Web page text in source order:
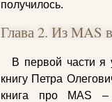
получилось.
Глава 2. Из MAS
В первой части я
книгу Петра
книга про MAS –